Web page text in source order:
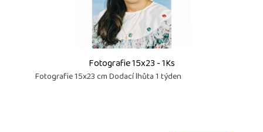
Fotografie 15x23 - 1Ks
Fotografie 15x23 cm Dodací lhůta 1 týden